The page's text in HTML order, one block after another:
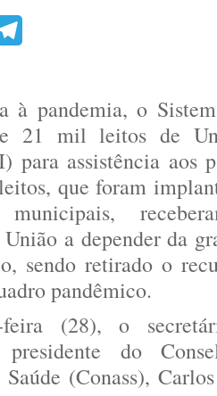
à pandemia, o
21 mil leitos de
para assistência aos
que foram
a depender da
sendo retirado o
pandêmico.
feira (28), o
do
Saúde (Conass),